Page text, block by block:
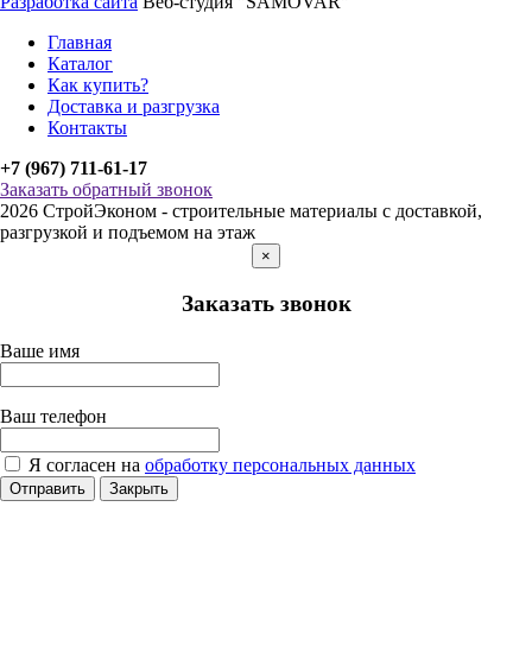
Главная
Каталог
Как купить?
Доставка и разгрузка
Контакты
+7 (967) 711-61-17
Заказать обратный звонок
2026 СтройЭконом - строительные материалы с доставкой,
разгрузкой и подъемом на этаж
×
Заказать звонок
Ваше имя
Ваш телефон
Я согласен на обработку персональных данных
Отправить Закрыть